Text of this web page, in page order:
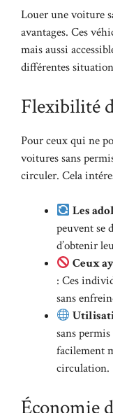
Louer une voiture
avantages. Ces
mais aussi
différentes
Flexibilité
Pour ceux qui ne
voitures sans
circuler. Cela
Les
peuvent se
d’obtenir
Ceux
: Ces
sans
sans
facilement
circulation.
Économie